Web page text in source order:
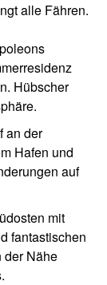
alle Fähren.
Hübscher
an der
Hafen und
auf
mit
fantastischen
der Nähe